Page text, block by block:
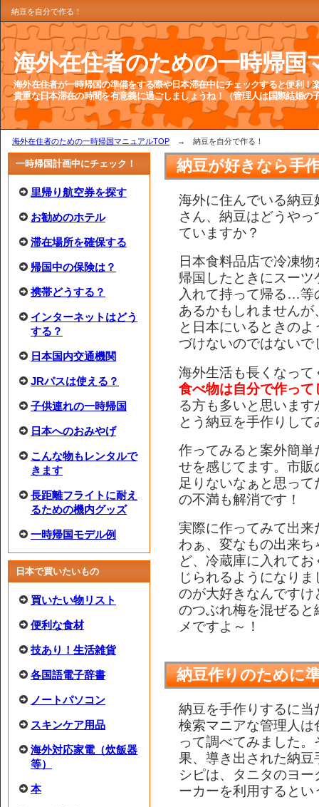
納豆を自分で作る！
海外在住者のための一時帰国マニュアルTOP → 納豆を自分で作る！
納豆が好きなら手
海外に住んでいる納豆
さん、納豆はどうやっ
ていますか？
日本食料品店で冷凍
帰国したときにスーツ
入れて持って帰る…等
あるかもしれませんが
と日本にいるときの
づけないのではないで
海外生活も長くなって
食べ物は自分で作って
る方も多いと思いま
とう納豆を手作りして
作ってみると案外簡
せを感じてます。市
足りないなぁと思っ
の不満も解消です！
実際に作ってみて出
わぁ、変なもの出来
ど、冷蔵庫に入れて
じられるようになり
のが大好きなんです
のつぶれ梅を混ぜる
メですよ～！
納豆作りのために
納豆を手作りするに当
検索マニアな管理人は
って調べてみました。
果、導き出された納豆
シピは、タニタのヨー
ーカーを利用するとい
一時帰国計画中にチェック！
里帰り航空券を探す
お勧めのホテル
滞在場所を確保する
帰国中の保険は？
携帯どうする？
インターネットはどう
する？
日本国内交通機関
JRパスは使える？
子供連れの一時帰国
日本へのおみやげ
こんな物もレンタルで
きます
長距離フライトに耐え
るための機内グッズ
一時帰国モデル例
日本で買いたいもの
買いたい物リスト
便利な食材
技あり！生活雑貨
各国語電子辞書
ノートパソコン
スキンケア用品
海外対応家電（炊飯器
等）
本
海外在住者のための一時帰国
海外在住者が一時帰国の準備をする際や日本滞在中にチェックすると便利
貴重な日本滞在の時間を有意義に過ごしましょうね！（管理人は国際結婚